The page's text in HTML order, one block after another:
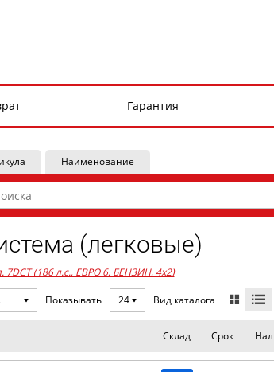
Гарантия
Наименование
(легковые)
7DCT (186 л.с., ЕВРО 6, БЕНЗИН, 4x2)
Показывать 24 Вид каталога
Склад Срок